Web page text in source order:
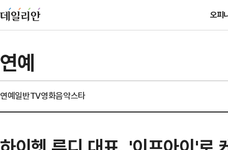
오피
연예
연예일반TV영화음악스타